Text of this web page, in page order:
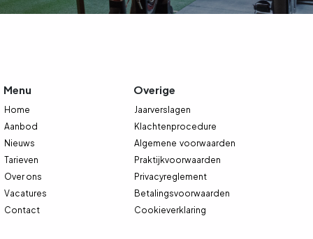
Menu
Home
Aanbod
Nieuws
Tarieven
Over ons
Vacatures
Contact
Overige
Jaarverslagen
Klachtenprocedure
Algemene voorwaarden
Praktijkvoorwaarden
Privacyreglement
Betalingsvoorwaarden
Cookieverklaring